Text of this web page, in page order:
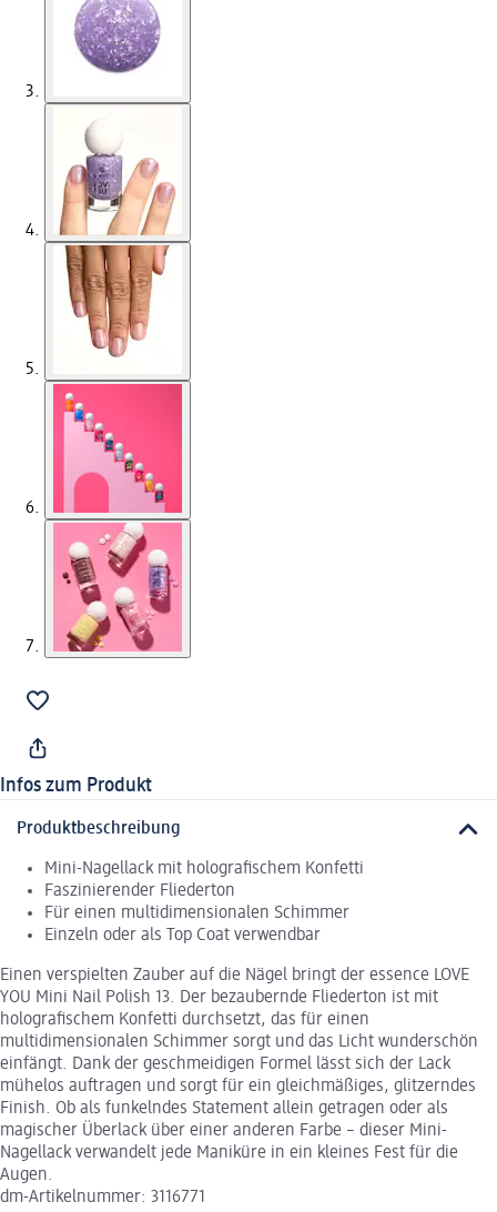
Infos zum Produkt
Produktbeschreibung
Mini-Nagellack mit holografischem Konfetti
Faszinierender Fliederton
Für einen multidimensionalen Schimmer
Einzeln oder als Top Coat verwendbar
Einen verspielten Zauber auf die Nägel bringt der essence LOVE
YOU Mini Nail Polish 13. Der bezaubernde Fliederton ist mit
holografischem Konfetti durchsetzt, das für einen
multidimensionalen Schimmer sorgt und das Licht wunderschön
einfängt. Dank der geschmeidigen Formel lässt sich der Lack
mühelos auftragen und sorgt für ein gleichmäßiges, glitzerndes
Finish. Ob als funkelndes Statement allein getragen oder als
magischer Überlack über einer anderen Farbe – dieser Mini-
Nagellack verwandelt jede Maniküre in ein kleines Fest für die
Augen.
dm-Artikelnummer: 3116771